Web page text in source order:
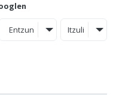
Entzun Itzuli